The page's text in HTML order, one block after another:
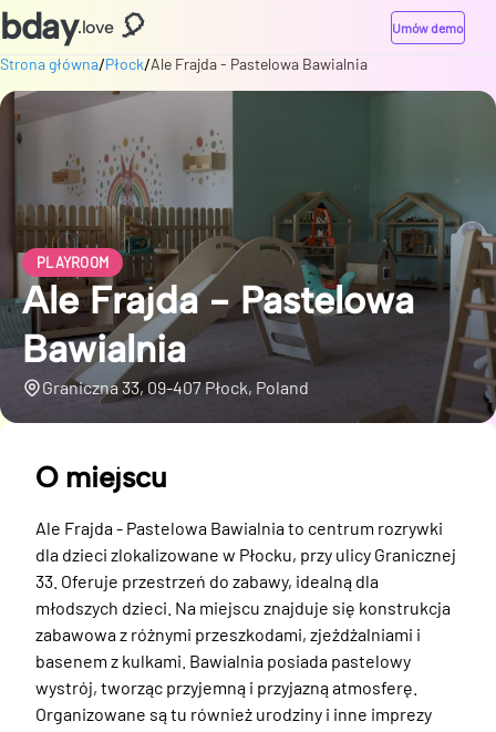
bday.love 🎈 Umów demo
Strona główna/Płock/Ale Frajda - Pastelowa Bawialnia
PLAYROOM
Ale Frajda - Pastelowa
Bawialnia
Graniczna 33, 09-407 Płock, Poland
O miejscu
Ale Frajda - Pastelowa Bawialnia to centrum rozrywki
dla dzieci zlokalizowane w Płocku, przy ulicy Granicznej
33. Oferuje przestrzeń do zabawy, idealną dla
młodszych dzieci. Na miejscu znajduje się konstrukcja
zabawowa z różnymi przeszkodami, zjeżdżalniami i
basenem z kulkami. Bawialnia posiada pastelowy
wystrój, tworząc przyjemną i przyjazną atmosferę.
Organizowane są tu również urodziny i inne imprezy